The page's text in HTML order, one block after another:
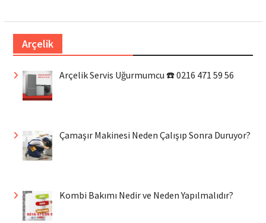
Arçelik
Arçelik Servis Uğurmumcu ☎️ 0216 471 59 56
Çamaşır Makinesi Neden Çalışıp Sonra Duruyor?
Kombi Bakımı Nedir ve Neden Yapılmalıdır?